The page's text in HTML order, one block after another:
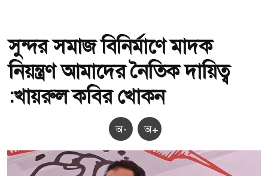
সুন্দর সমাজ বিনির্মাণে মাদক
নিয়ন্ত্রণ আমাদের নৈতিক দায়িত্ব
:খায়রুল কবির খোকন
অ- অ+